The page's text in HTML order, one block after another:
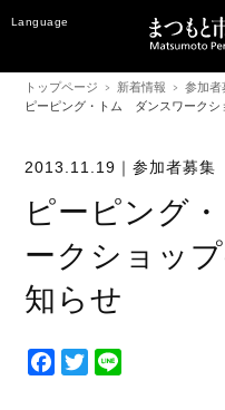
Language
トップページ 新着情報
参加者
ピーピング・トム ダンスワークシ
2013.11.19｜参加者募集
ピーピング
ークショッ
知らせ
F
T